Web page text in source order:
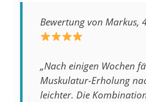
Bewertung von Markus,
„Nach einigen Wochen
Muskulatur-Erholung
leichter. Die